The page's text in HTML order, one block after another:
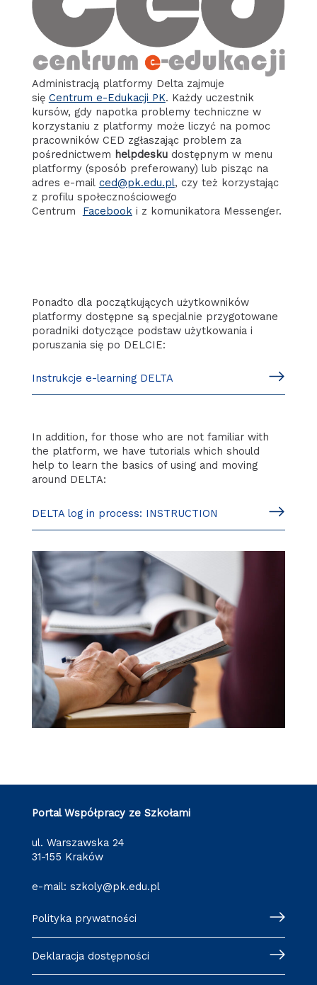
Administracją platformy Delta zajmuje
się Centrum e-Edukacji PK. Każdy uczestnik
kursów, gdy napotka problemy techniczne w
korzystaniu z platformy może liczyć na pomoc
pracowników CED zgłaszając problem za
pośrednictwem helpdeskudostępnym w menu
platformy (sposób preferowany) lub pisząc na
adres e-mail ced@pk.edu.pl, czy też korzystając
z profilu społecznościowego
Centrum Facebooki z komunikatora Messenger.
Ponadto dla początkujących użytkowników
platformy dostępne są specjalnie przygotowane
poradniki dotyczące podstaw użytkowania i
poruszania się po DELCIE:
Instrukcje e-learning DELTA
In addition, for those who are not familiar with
the platform, we have tutorials which should
help to learn the basics of using and moving
around DELTA:
DELTA log in process: INSTRUCTION
Portal Współpracy ze Szkołami
ul. Warszawska 24
31-155 Kraków
e-mail: szkoly@pk.edu.pl
Polityka prywatności
Deklaracja dostępności